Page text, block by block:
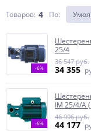
Товаров: 4 По:
-6%
25/4
34 355
36 547 руб.
-6%
IM 25/4/A
44 177
46 996 руб.